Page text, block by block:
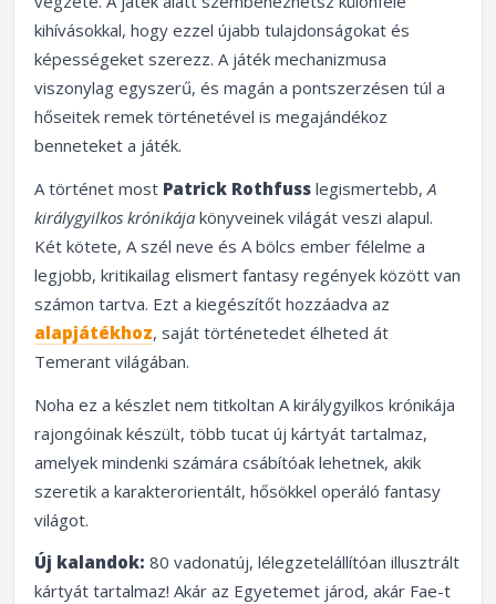
kihívásokkal, hogy ezzel újabb tulajdonságokat és
képességeket szerezz. A játék mechanizmusa
viszonylag egyszerű, és magán a pontszerzésen túl a
hőseitek remek történetével is megajándékoz
benneteket a játék.
A történet most Patrick Rothfuss legismertebb, A
királygyilkos krónikája könyveinek világát veszi alapul.
Két kötete, A szél neve és A bölcs ember félelme a
legjobb, kritikailag elismert fantasy regények között van
számon tartva. Ezt a kiegészítőt hozzáadva az
alapjátékhoz, saját történetedet élheted át
Temerant világában.
Noha ez a készlet nem titkoltan A királygyilkos krónikája
rajongóinak készült, több tucat új kártyát tartalmaz,
amelyek mindenki számára csábítóak lehetnek, akik
szeretik a karakterorientált, hősökkel operáló fantasy
világot.
Új kalandok: 80 vadonatúj, lélegzetelállítóan illusztrált
kártyát tartalmaz! Akár az Egyetemet járod, akár Fae-t